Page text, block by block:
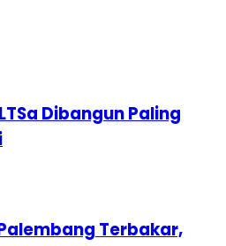
Dibangun Paling
Terbakar,